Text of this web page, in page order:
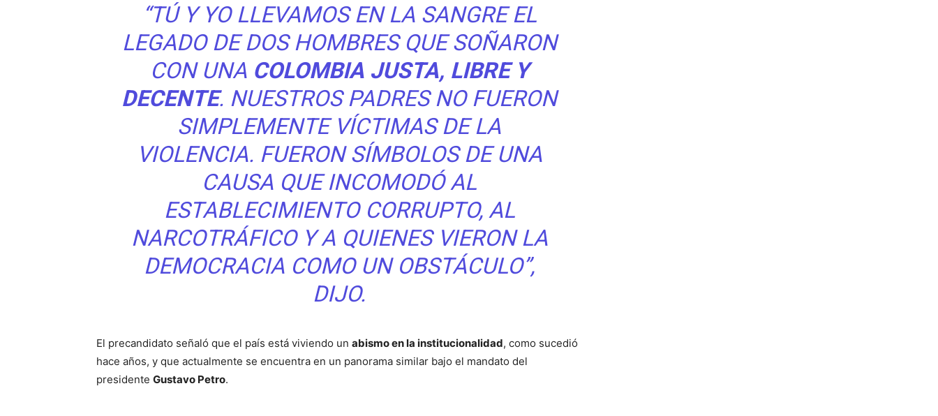
“TÚ Y YO LLEVAMOS EN LA SANGRE EL
LEGADO DE DOS HOMBRES QUE SOÑARON
CON UNA COLOMBIA JUSTA, LIBRE Y
DECENTE. NUESTROS PADRES NO FUERON
SIMPLEMENTE VÍCTIMAS DE LA
VIOLENCIA. FUERON SÍMBOLOS DE UNA
CAUSA QUE INCOMODÓ AL
ESTABLECIMIENTO CORRUPTO, AL
NARCOTRÁFICO Y A QUIENES VIERON LA
DEMOCRACIA COMO UN OBSTÁCULO”,
DIJO.
El precandidato señaló que el país está viviendo un abismo en la institucionalidad, como sucedió
hace años, y que actualmente se encuentra en un panorama similar bajo el mandato del
presidente Gustavo Petro.